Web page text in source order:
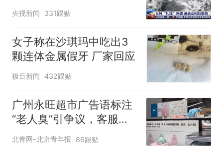
央视新闻 331跟贴
女子称在沙琪玛中吃出3
颗连体金属假牙 厂家回应
极目新闻 432跟贴
广州永旺超市广告语标注
“老人臭”引争议，客服回
应
北青网-北京青年报 86跟贴